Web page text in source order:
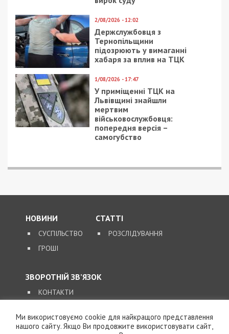
7/08/2026 - 13:30
Лікар з Дніпропетровщини організував схему
вивезення військовослужбовця з частини за 7 тисяч
доларів
7/08/2026 - 15:00
На Закарпатті ТЦК
сліди
5/08/2026 - 21:31
Представився
працівником ТЦК та
погрожував
Ми використовуємо cookie для найкращого представлення
нашого сайту. Якщо Ви продовжите використовувати сайт,